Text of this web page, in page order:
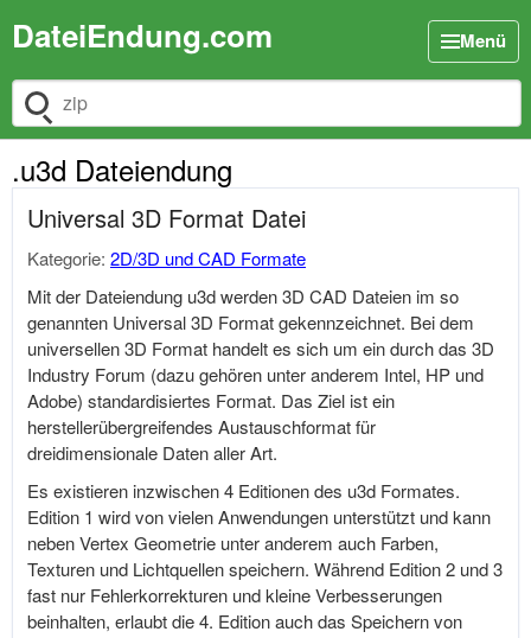
DateiEndung.com Menü
Dateiendung suchen
.u3d Dateiendung
Universal 3D Format Datei
Kategorie: 2D/3D und CAD Formate
Mit der Dateiendung u3d werden 3D CAD Dateien im so
genannten Universal 3D Format gekennzeichnet. Bei dem
universellen 3D Format handelt es sich um ein durch das 3D
Industry Forum (dazu gehören unter anderem Intel, HP und
Adobe) standardisiertes Format. Das Ziel ist ein
herstellerübergreifendes Austauschformat für
dreidimensionale Daten aller Art.
Es existieren inzwischen 4 Editionen des u3d Formates.
Edition 1 wird von vielen Anwendungen unterstützt und kann
neben Vertex Geometrie unter anderem auch Farben,
Texturen und Lichtquellen speichern. Während Edition 2 und 3
fast nur Fehlerkorrekturen und kleine Verbesserungen
beinhalten, erlaubt die 4. Edition auch das Speichern von